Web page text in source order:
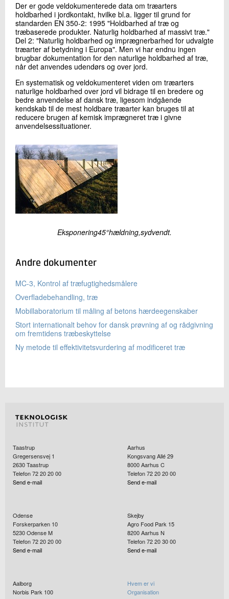
Der er gode veldokumenterede data om træarters
holdbarhed i jordkontakt, hvilke bl.a. ligger til grund for
standarden EN 350-2: 1995 "Holdbarhed af træ og
træbaserede produkter. Naturlig holdbarhed af massivt træ."
Del 2: "Naturlig holdbarhed og imprægnerbarhed for udvalgte
træarter af betydning i Europa". Men vi har endnu ingen
brugbar dokumentation for den naturlige holdbarhed af træ,
når det anvendes udendørs og over jord.
En systematisk og veldokumenteret viden om træarters
naturlige holdbarhed over jord vil bidrage til en bredere og
bedre anvendelse af dansk træ, ligesom indgående
kendskab til de mest holdbare træarter kan bruges til at
reducere brugen af kemisk imprægneret træ i givne
anvendelsessituationer.
Eksponering45°hældning,sydvendt.
Andre dokumenter
MC-3, Kontrol af træfugtighedsmålere
Overfladebehandling, træ
Mobillaboratorium til måling af betons hærdeegenskaber
Stort internationalt behov for dansk prøvning af og rådgivning
om fremtidens træbeskyttelse
Ny metode til effektivitetsvurdering af modificeret træ
Taastrup
Gregersensvej 1
2630Taastrup
Telefon 72 20 20 00
Send e-mail
Aarhus
Kongsvang Allé 29
8000Aarhus C
Telefon 72 20 20 00
Send e-mail
Odense
Forskerparken 10
5230Odense M
Telefon 72 20 20 00
Send e-mail
Skejby
Agro Food Park 15
8200Aarhus N
Telefon 72 20 30 00
Send e-mail
Aalborg
Norbis Park 100
Hvem er vi
Organisation